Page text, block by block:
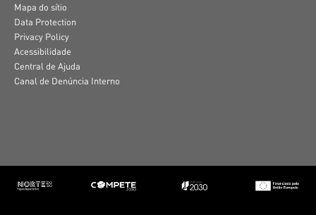
Mapa do sítio
Data Protection
Privacy Policy
Acessibilidade
Central de Ajuda
Canal de Denúncia Interno